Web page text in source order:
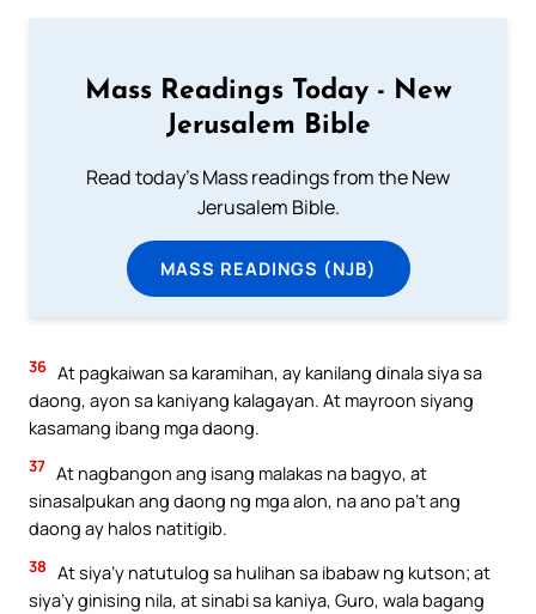
Mass Readings Today - New
Jerusalem Bible
Read today's Mass readings from the New
Jerusalem Bible.
MASS READINGS (NJB)
36 At pagkaiwan sa karamihan, ay kanilang dinala siya sa
daong, ayon sa kaniyang kalagayan. At mayroon siyang
kasamang ibang mga daong.
37 At nagbangon ang isang malakas na bagyo, at
sinasalpukan ang daong ng mga alon, na ano pa’t ang
daong ay halos natitigib.
38 At siya’y natutulog sa hulihan sa ibabaw ng kutson; at
siya’y ginising nila, at sinabi sa kaniya, Guro, wala bagang